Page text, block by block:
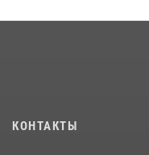
КОНТАКТЫ